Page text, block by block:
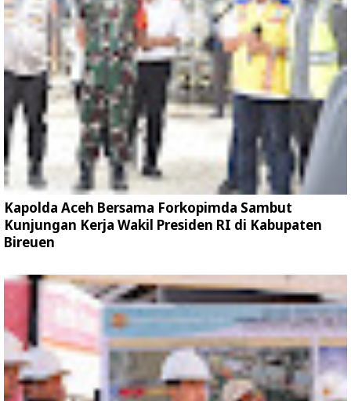
Kapolda Aceh Bersama Forkopimda Sambut
Kunjungan Kerja Wakil Presiden RI di Kabupaten
Bireuen